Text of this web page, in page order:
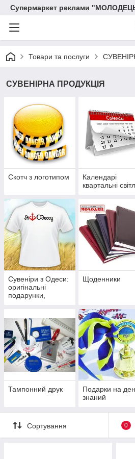
Супермаркет реклами
Товари та послуги
СУВЕНІРНА ПРОДУКЦІЯ
Скотч з логотипом
Календарі
квартальні
Сувеніри з Одеси:
оригінальні
подарунки,
Щоденники
Тампонний друк
Подарки на
знаний
Сортування 0